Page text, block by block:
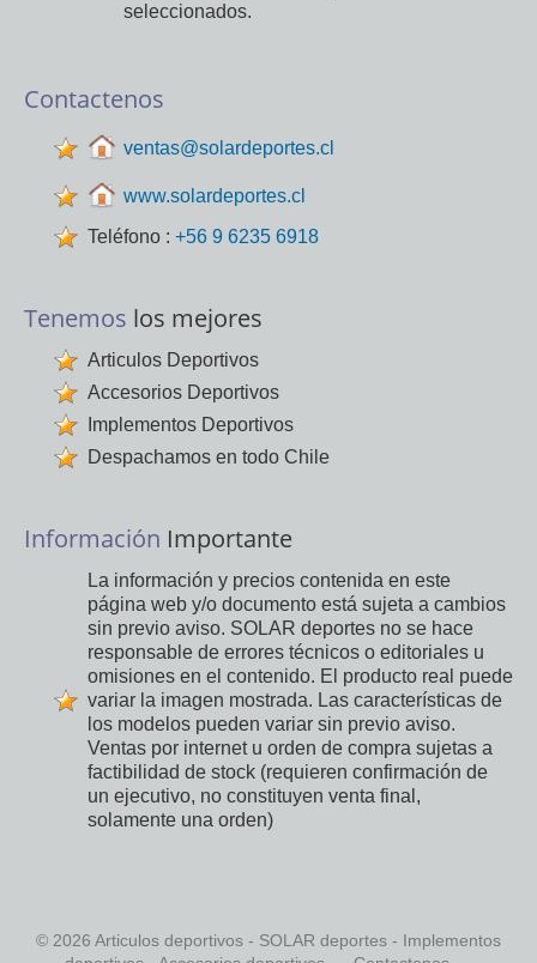
seleccionados.
Contactenos
ventas@solardeportes.cl
www.solardeportes.cl
Teléfono : +56 9 6235 6918
Tenemos los mejores
Articulos Deportivos
Accesorios Deportivos
Implementos Deportivos
Despachamos en todo Chile
Información Importante
La información y precios contenida en este
página web y/o documento está sujeta a cambios
sin previo aviso. SOLAR deportes no se hace
responsable de errores técnicos o editoriales u
omisiones en el contenido. El producto real puede
variar la imagen mostrada. Las características de
los modelos pueden variar sin previo aviso.
Ventas por internet u orden de compra sujetas a
factibilidad de stock (requieren confirmación de
un ejecutivo, no constituyen venta final,
solamente una orden)
© 2026 Articulos deportivos - SOLAR deportes - Implementos